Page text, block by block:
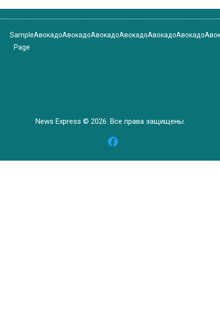
Sample
Page
АвокадоАвокадоАвокадоАвокадоАвокадоАвокадо
News Express © 2026. Все права защищены.